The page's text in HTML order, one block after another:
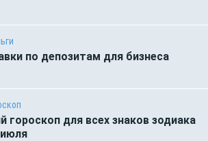
по депозитам для бизнеса
гороскоп для всех знаков зодиака